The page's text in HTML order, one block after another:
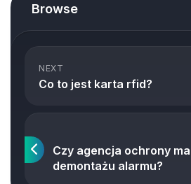
Browse
NEXT
Co to jest karta rfid?
Czy agencja ochrony
demontażu alarmu?